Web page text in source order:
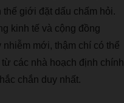
thế giới đặt d ấu chấm hỏi.
kinh tế và cộng đồng
nhiễm mới, thậm chí có thể
từ các nhà hoạch định chính
ắc chắn duy nhất.